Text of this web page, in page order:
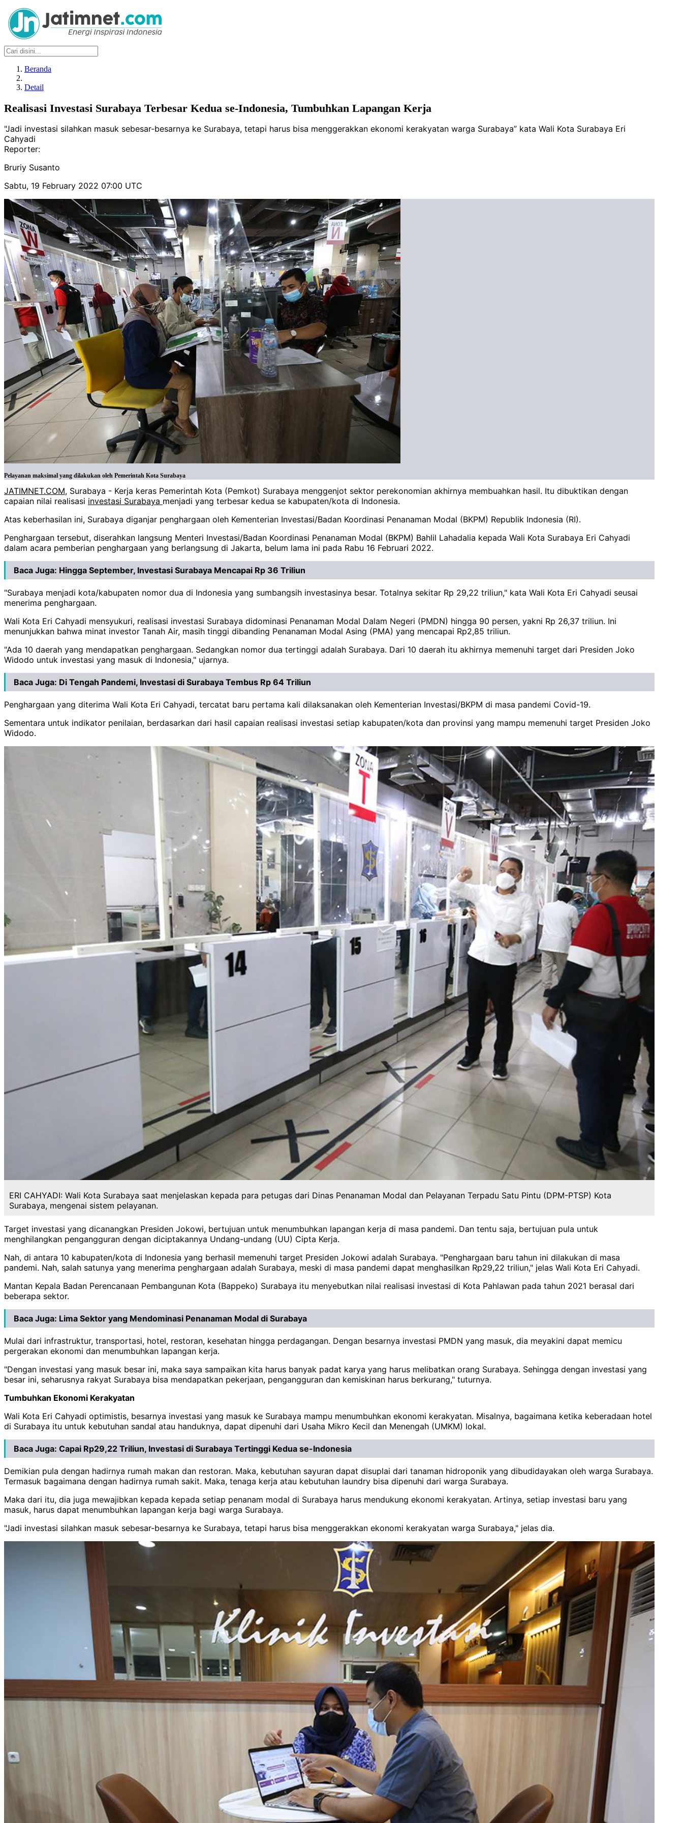
Beranda
Detail
Realisasi Investasi Surabaya Terbesar Kedua se-Indonesia, Tumbuhkan Lapangan Kerja
"Jadi investasi silahkan masuk sebesar-besarnya ke Surabaya, tetapi harus bisa menggerakkan ekonomi kerakyatan warga Surabaya” kata Wali Kota Surabaya Eri
Cahyadi
Reporter:
Bruriy Susanto
Sabtu, 19 February 2022 07:00 UTC
Pelayanan maksimal yang dilakukan oleh Pemerintah Kota Surabaya
JATIMNET.COM, Surabaya - Kerja keras Pemerintah Kota (Pemkot) Surabaya menggenjot sektor perekonomian akhirnya membuahkan hasil. Itu dibuktikan dengan
capaian nilai realisasi investasi Surabaya menjadi yang terbesar kedua se kabupaten/kota di Indonesia.
Atas keberhasilan ini, Surabaya diganjar penghargaan oleh Kementerian Investasi/Badan Koordinasi Penanaman Modal (BKPM) Republik Indonesia (RI).
Penghargaan tersebut, diserahkan langsung Menteri Investasi/Badan Koordinasi Penanaman Modal (BKPM) Bahlil Lahadalia kepada Wali Kota Surabaya Eri Cahyadi
dalam acara pemberian penghargaan yang berlangsung di Jakarta, belum lama ini pada Rabu 16 Februari 2022.
Baca Juga: Hingga September, Investasi Surabaya Mencapai Rp 36 Triliun
"Surabaya menjadi kota/kabupaten nomor dua di Indonesia yang sumbangsih investasinya besar. Totalnya sekitar Rp 29,22 triliun," kata Wali Kota Eri Cahyadi seusai
menerima penghargaan.
Wali Kota Eri Cahyadi mensyukuri, realisasi investasi Surabaya didominasi Penanaman Modal Dalam Negeri (PMDN) hingga 90 persen, yakni Rp 26,37 triliun. Ini
menunjukkan bahwa minat investor Tanah Air, masih tinggi dibanding Penanaman Modal Asing (PMA) yang mencapai Rp2,85 triliun.
"Ada 10 daerah yang mendapatkan penghargaan. Sedangkan nomor dua tertinggi adalah Surabaya. Dari 10 daerah itu akhirnya memenuhi target dari Presiden Joko
Widodo untuk investasi yang masuk di Indonesia," ujarnya.
Baca Juga: Di Tengah Pandemi, Investasi di Surabaya Tembus Rp 64 Triliun
Penghargaan yang diterima Wali Kota Eri Cahyadi, tercatat baru pertama kali dilaksanakan oleh Kementerian Investasi/BKPM di masa pandemi Covid-19.
Sementara untuk indikator penilaian, berdasarkan dari hasil capaian realisasi investasi setiap kabupaten/kota dan provinsi yang mampu memenuhi target Presiden Joko
Widodo.
ERI CAHYADI: Wali Kota Surabaya saat menjelaskan kepada para petugas dari Dinas Penanaman Modal dan Pelayanan Terpadu Satu Pintu (DPM-PTSP) Kota
Surabaya, mengenai sistem pelayanan.
Target investasi yang dicanangkan Presiden Jokowi, bertujuan untuk menumbuhkan lapangan kerja di masa pandemi. Dan tentu saja, bertujuan pula untuk
menghilangkan pengangguran dengan diciptakannya Undang-undang (UU) Cipta Kerja.
Nah, di antara 10 kabupaten/kota di Indonesia yang berhasil memenuhi target Presiden Jokowi adalah Surabaya. "Penghargaan baru tahun ini dilakukan di masa
pandemi. Nah, salah satunya yang menerima penghargaan adalah Surabaya, meski di masa pandemi dapat menghasilkan Rp29,22 triliun," jelas Wali Kota Eri Cahyadi.
Mantan Kepala Badan Perencanaan Pembangunan Kota (Bappeko) Surabaya itu menyebutkan nilai realisasi investasi di Kota Pahlawan pada tahun 2021 berasal dari
beberapa sektor.
Baca Juga: Lima Sektor yang Mendominasi Penanaman Modal di Surabaya
Mulai dari infrastruktur, transportasi, hotel, restoran, kesehatan hingga perdagangan. Dengan besarnya investasi PMDN yang masuk, dia meyakini dapat memicu
pergerakan ekonomi dan menumbuhkan lapangan kerja.
"Dengan investasi yang masuk besar ini, maka saya sampaikan kita harus banyak padat karya yang harus melibatkan orang Surabaya. Sehingga dengan investasi yang
besar ini, seharusnya rakyat Surabaya bisa mendapatkan pekerjaan, pengangguran dan kemiskinan harus berkurang," tuturnya.
Tumbuhkan Ekonomi Kerakyatan
Wali Kota Eri Cahyadi optimistis, besarnya investasi yang masuk ke Surabaya mampu menumbuhkan ekonomi kerakyatan. Misalnya, bagaimana ketika keberadaan hotel
di Surabaya itu untuk kebutuhan sandal atau handuknya, dapat dipenuhi dari Usaha Mikro Kecil dan Menengah (UMKM) lokal.
Baca Juga: Capai Rp29,22 Triliun, Investasi di Surabaya Tertinggi Kedua se-Indonesia
Demikian pula dengan hadirnya rumah makan dan restoran. Maka, kebutuhan sayuran dapat disuplai dari tanaman hidroponik yang dibudidayakan oleh warga Surabaya.
Termasuk bagaimana dengan hadirnya rumah sakit. Maka, tenaga kerja atau kebutuhan laundry bisa dipenuhi dari warga Surabaya.
Maka dari itu, dia juga mewajibkan kepada kepada setiap penanam modal di Surabaya harus mendukung ekonomi kerakyatan. Artinya, setiap investasi baru yang
masuk, harus dapat menumbuhkan lapangan kerja bagi warga Surabaya.
"Jadi investasi silahkan masuk sebesar-besarnya ke Surabaya, tetapi harus bisa menggerakkan ekonomi kerakyatan warga Surabaya," jelas dia.